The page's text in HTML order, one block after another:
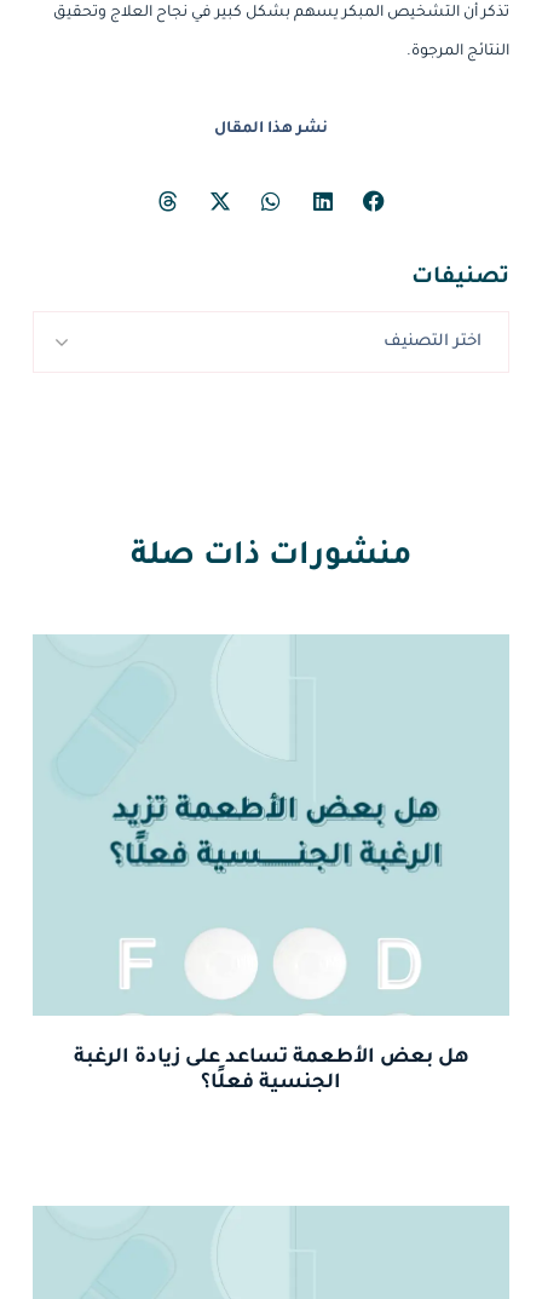
تذكر أن التشخيص المبكر يسهم بشكل كبير في نجاح العلاج وتحقيق
النتائج المرجوة.
نشر هذا المقال
تصنيفات
اختر التصنيف
منشورات ذات صلة
هل بعض الأطعمة تساعد على زيادة الرغبة
الجنسية فعلًا؟